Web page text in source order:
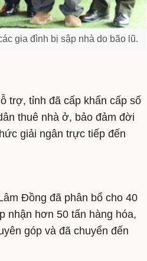
gia đình bị sập nhà do bão lũ.
trợ, tỉnh đã cấp khẩn cấp số
thuê nhà ở, bảo đảm đời
giải ngân trực tiếp đến
Đồng đã phân bổ cho 40
nhận hơn 50 tấn hàng hóa,
góp và đã chuyển đến